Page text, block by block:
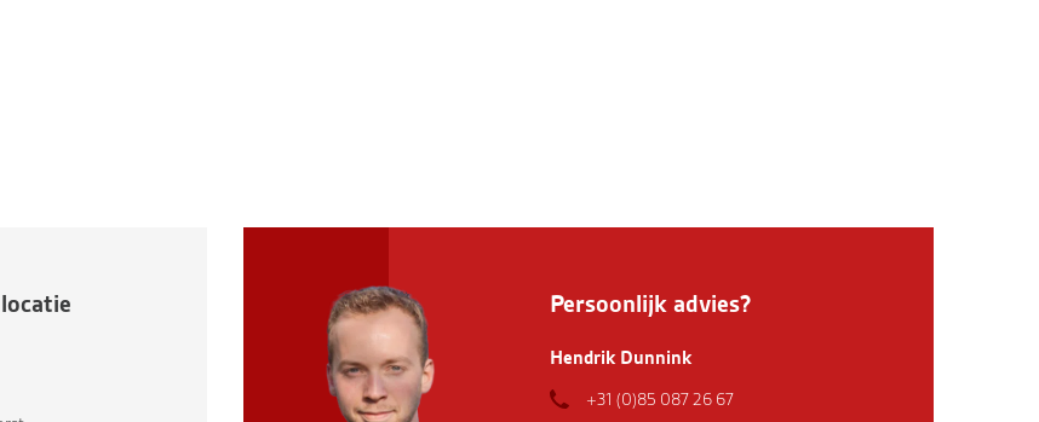
Persoonlijk advies?
Hendrik Dunnink
+31 (0)85 087 26 67